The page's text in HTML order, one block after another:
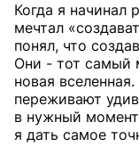
Когда я начинал
мечтал
понял, что
Они - тот самый
новая
переживают
в нужный
я дать самое